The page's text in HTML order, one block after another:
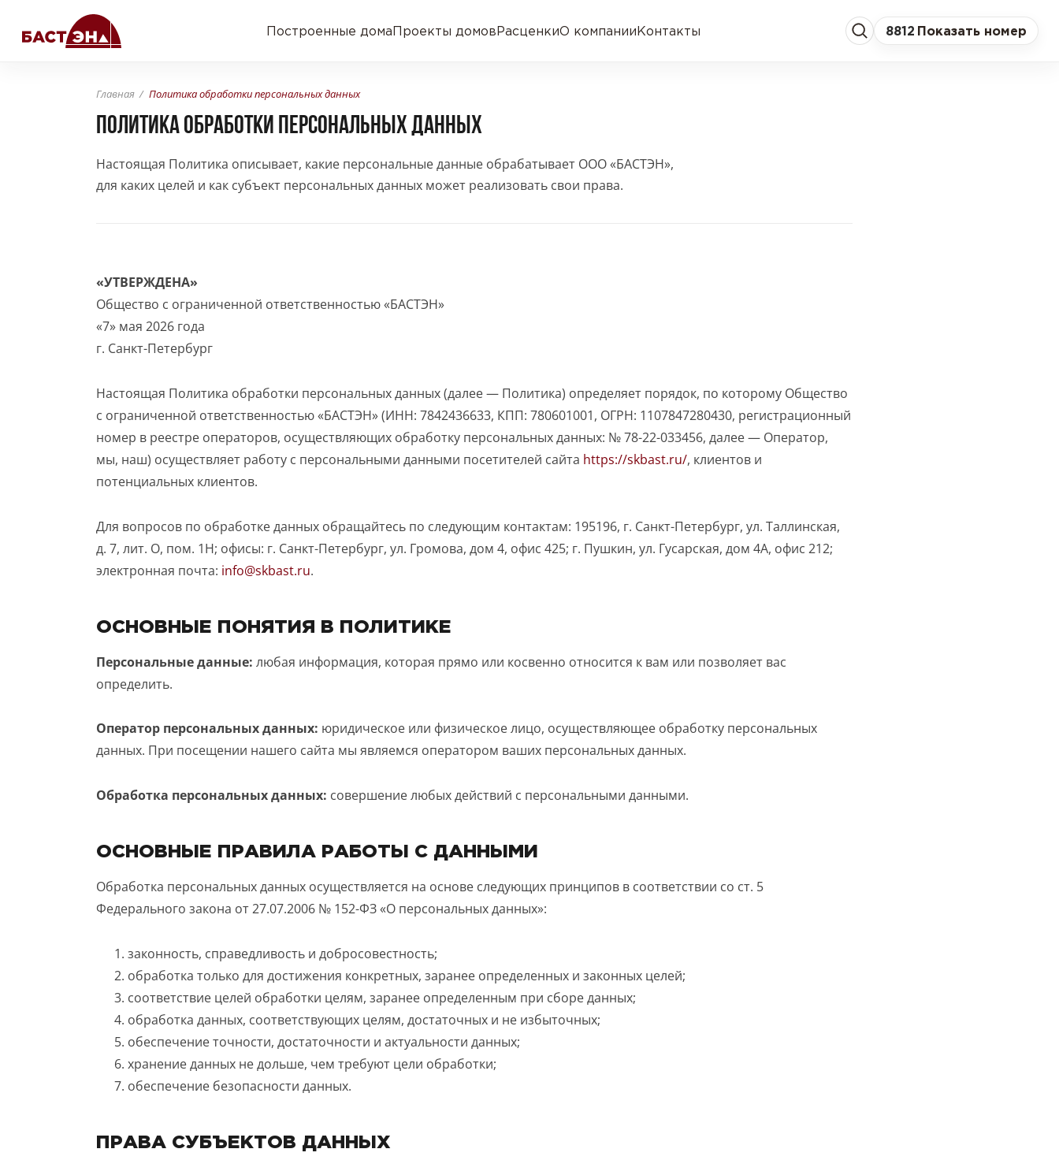
Построенные домаПроекты домовРасценкиО компанииКонтакты 8812 Показать номер
Главная Политика обработки персональных данных
ПОЛИТИКА ОБРАБОТКИ ПЕРСОНАЛЬНЫХ ДАННЫХ
Настоящая Политика описывает, какие персональные данные обрабатывает ООО «БАСТЭН»,
для каких целей и как субъект персональных данных может реализовать свои права.
«УТВЕРЖДЕНА»
Общество с ограниченной ответственностью «БАСТЭН»
«7» мая 2026 года
г. Санкт-Петербург
Настоящая Политика обработки персональных данных (далее — Политика) определяет порядок, по которому Общество
с ограниченной ответственностью «БАСТЭН» (ИНН: 7842436633, КПП: 780601001, ОГРН: 1107847280430, регистрационный
номер в реестре операторов, осуществляющих обработку персональных данных: № 78-22-033456, далее — Оператор,
мы, наш) осуществляет работу с персональными данными посетителей сайта https://skbast.ru/, клиентов и
потенциальных клиентов.
Для вопросов по обработке данных обращайтесь по следующим контактам: 195196, г. Санкт-Петербург, ул. Таллинская,
д. 7, лит. О, пом. 1Н; офисы: г. Санкт-Петербург, ул. Громова, дом 4, офис 425; г. Пушкин, ул. Гусарская, дом 4А, офис 212;
электронная почта: info@skbast.ru.
ОСНОВНЫЕ ПОНЯТИЯ В ПОЛИТИКЕ
Персональные данные: любая информация, которая прямо или косвенно относится к вам или позволяет вас
определить.
Оператор персональных данных: юридическое или физическое лицо, осуществляющее обработку персональных
данных. При посещении нашего сайта мы являемся оператором ваших персональных данных.
Обработка персональных данных: совершение любых действий с персональными данными.
ОСНОВНЫЕ ПРАВИЛА РАБОТЫ С ДАННЫМИ
Обработка персональных данных осуществляется на основе следующих принципов в соответствии со ст. 5
Федерального закона от 27.07.2006 № 152-ФЗ «О персональных данных»:
законность, справедливость и добросовестность;
обработка только для достижения конкретных, заранее определенных и законных целей;
соответствие целей обработки целям, заранее определенным при сборе данных;
обработка данных, соответствующих целям, достаточных и не избыточных;
обеспечение точности, достаточности и актуальности данных;
хранение данных не дольше, чем требуют цели обработки;
обеспечение безопасности данных.
ПРАВА СУБЪЕКТОВ ДАННЫХ